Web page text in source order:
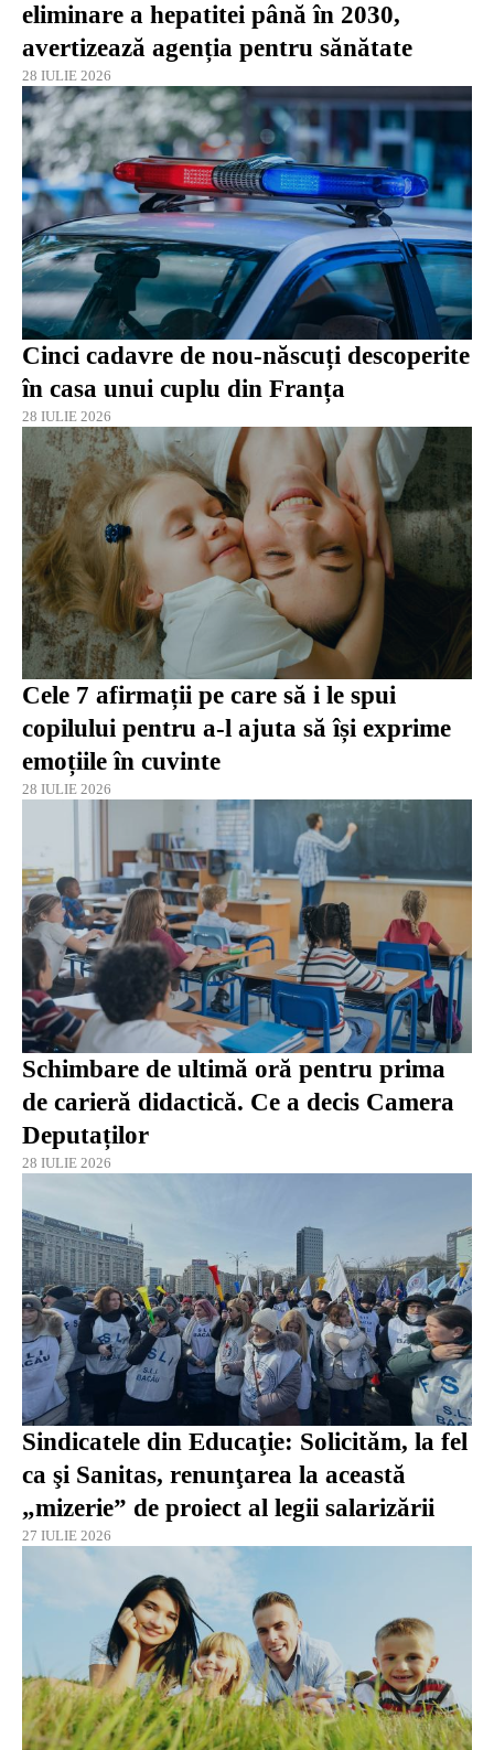
eliminare a hepatitei până în 2030,
avertizează agenția pentru sănătate
28 IULIE 2026
Cinci cadavre de nou-născuți descoperite
în casa unui cuplu din Franța
28 IULIE 2026
Cele 7 afirmații pe care să i le spui
copilului pentru a-l ajuta să își exprime
emoțiile în cuvinte
28 IULIE 2026
Schimbare de ultimă oră pentru prima
de carieră didactică. Ce a decis Camera
Deputaților
28 IULIE 2026
Sindicatele din Educaţie: Solicităm, la fel
ca şi Sanitas, renunţarea la această
„mizerie” de proiect al legii salarizării
27 IULIE 2026